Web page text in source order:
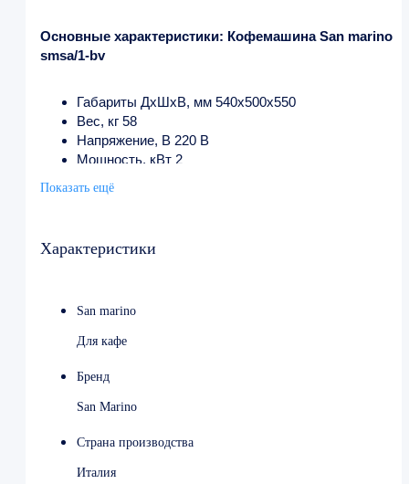
Основные характеристики: Кофемашина San marino
smsa/1-bv
Габариты ДхШхВ, мм 540х500х550
Вес, кг 58
Напряжение, В 220 В
Мощность, кВт 2
Количество групп 1 группа
Показать ещё
Характеристики
San marino
Для кафе
Бренд
San Marino
Страна производства
Италия